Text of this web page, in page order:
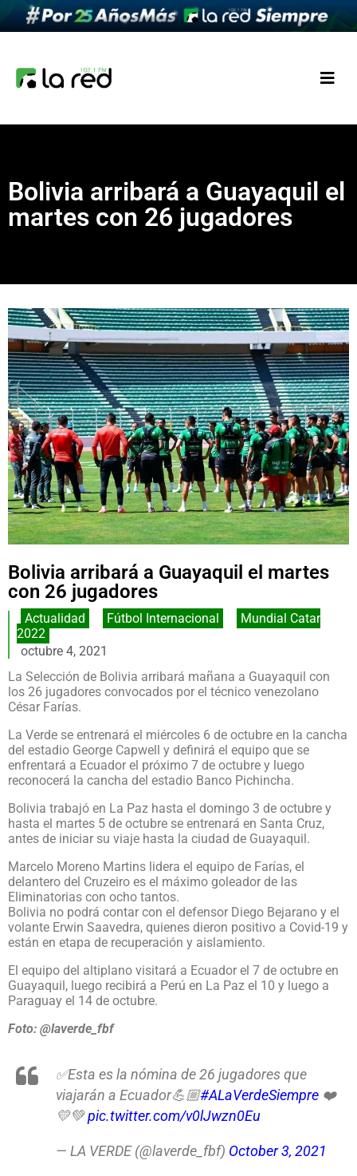
Bolivia arribará a Guayaquil el
martes con 26 jugadores
Bolivia arribará a Guayaquil el martes
con 26 jugadores
Actualidad Fútbol Internacional
Mundial Catar
2022
octubre 4, 2021
La Selección de Bolivia arribará mañana a Guayaquil con
los 26 jugadores convocados por el técnico venezolano
César Farías.
La Verde se entrenará el miércoles 6 de octubre en la cancha
del estadio George Capwell y definirá el equipo que se
enfrentará a Ecuador el próximo 7 de octubre y luego
reconocerá la cancha del estadio Banco Pichincha.
Bolivia trabajó en La Paz hasta el domingo 3 de octubre y
hasta el martes 5 de octubre se entrenará en Santa Cruz,
antes de iniciar su viaje hasta la ciudad de Guayaquil.
Marcelo Moreno Martins lidera el equipo de Farías, el
delantero del Cruzeiro es el máximo goleador de las
Eliminatorias con ocho tantos.
Bolivia no podrá contar con el defensor Diego Bejarano y el
volante Erwin Saavedra, quienes dieron positivo a Covid-19 y
están en etapa de recuperación y aislamiento.
El equipo del altiplano visitará a Ecuador el 7 de octubre en
Guayaquil, luego recibirá a Perú en La Paz el 10 y luego a
Paraguay el 14 de octubre.
Foto: @laverde_fbf
✅Esta es la nómina de 26 jugadores que
viajarán a Ecuador💪🏼#ALaVerdeSiempre ❤️
💛💚pic.twitter.com/v0lJwzn0Eu
— LA VERDE (@laverde_fbf) October 3, 2021